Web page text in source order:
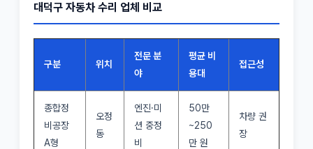
대덕구 자동차 수리 업체 비교
구분 위치
전문 분
야
평균 비
용대
접근성
종합정
비공장
A형
오정
동
엔진·미
션 중정
비
50만
~250
만 원
차량 권
장